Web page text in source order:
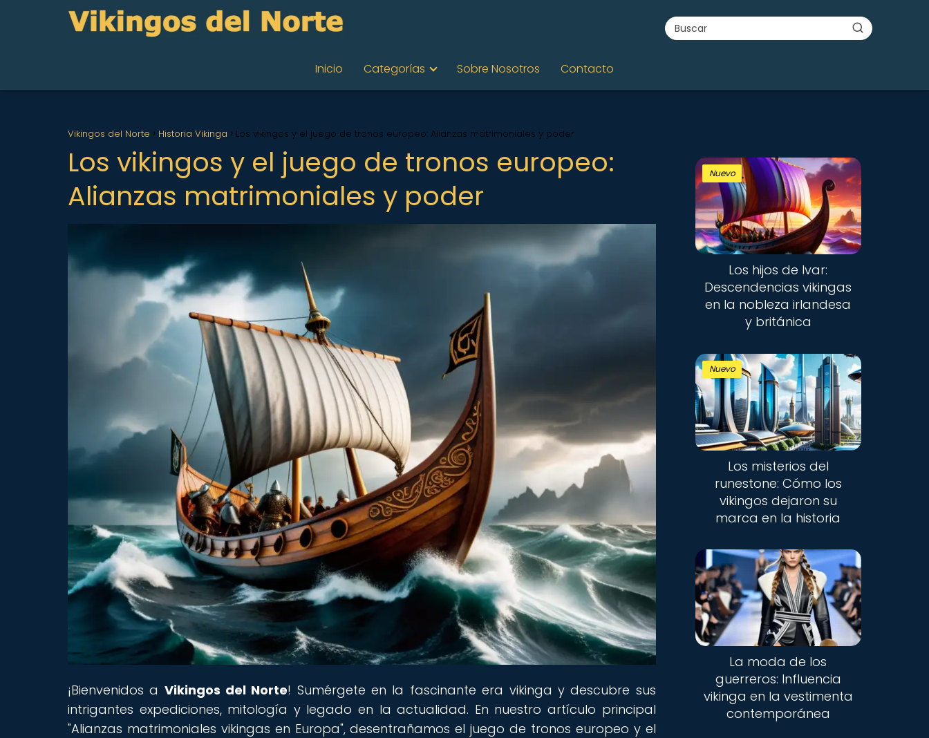
Inicio Categorías Sobre Nosotros Contacto
Vikingos del Norte Historia Vikinga Los vikingos y el juego de tronos europeo: Alianzas matrimoniales y poder
Los vikingos y el juego de tronos europeo:
Alianzas matrimoniales y poder
¡Bienvenidos a Vikingos del Norte! Sumérgete en la fascinante era vikinga y descubre sus
intrigantes expediciones, mitología y legado en la actualidad. En nuestro artículo principal
"Alianzas matrimoniales vikingas en Europa", desentrañamos el juego de tronos europeo y el
Nuevo
Los hijos de Ivar:
Descendencias vikingas
en la nobleza irlandesa
y británica
Nuevo
Los misterios del
runestone: Cómo los
vikingos dejaron su
marca en la historia
La moda de los
guerreros: Influencia
vikinga en la vestimenta
contemporánea